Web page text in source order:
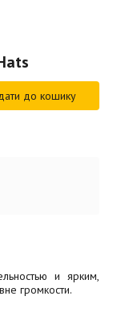
до кошику
и ярким,
громкости.